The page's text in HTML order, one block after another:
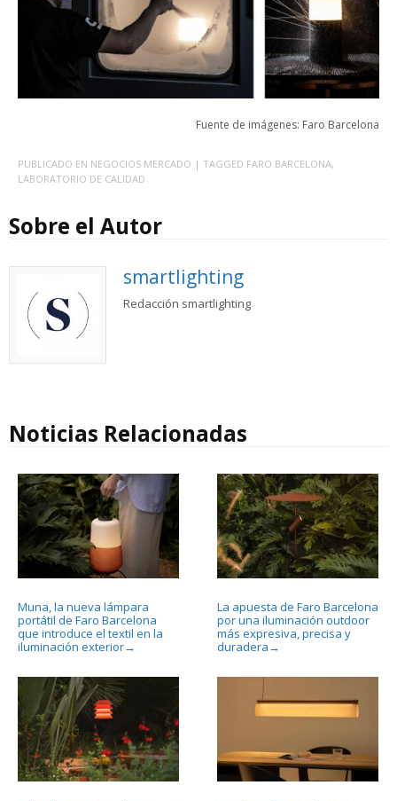
Fuente de imágenes: Faro Barcelona
PUBLICADO EN NEGOCIOS MERCADO | TAGGED FARO BARCELONA,
LABORATORIO DE CALIDAD
Sobre el Autor
smartlighting
Redacción smartlighting
Noticias Relacionadas
Muna, la nueva lámpara
portátil de Faro Barcelona
que introduce el textil en la
iluminación exterior→
La apuesta de Faro Barcelona
por una iluminación outdoor
más expresiva, precisa y
duradera →